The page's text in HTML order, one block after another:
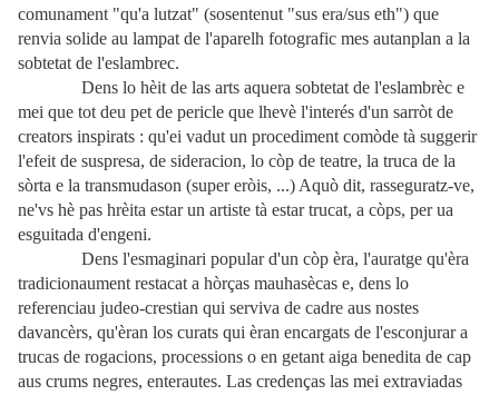
comunament "qu'a lutzat" (sosentenut "sus era/sus eth") que
renvia solide au lampat de l'aparelh fotografic mes autanplan a la
sobtetat de l'eslambrec.
Dens lo hèit de las arts aquera sobtetat de l'eslambrèc e
mei que tot deu pet de pericle que lhevè l'interés d'un sarròt de
creators inspirats : qu'ei vadut un procediment comòde tà suggerir
l'efeit de suspresa, de sideracion, lo còp de teatre, la truca de la
sòrta e la transmudason (super eròis, ...) Aquò dit, rasseguratz-ve,
ne'vs hè pas hrèita estar un artiste tà estar trucat, a còps, per ua
esguitada d'engeni.
Dens l'esmaginari popular d'un còp èra, l'auratge qu'èra
tradicionaument restacat a hòrças mauhasècas e, dens lo
referenciau judeo-crestian qui serviva de cadre aus nostes
davancèrs, qu'èran los curats qui èran encargats de l'esconjurar a
trucas de rogacions, processions o en getant aiga benedita de cap
aus crums negres, enterautes. Las credenças las mei extraviadas